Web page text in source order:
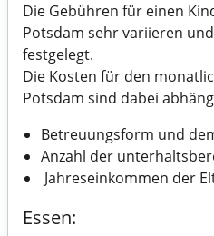
Die Gebühren für einen
Potsdam sehr variieren
festgelegt.
Die Kosten für den
Potsdam sind dabei
Betreuungsform und
Anzahl der
Jahreseinkommen
Essen: